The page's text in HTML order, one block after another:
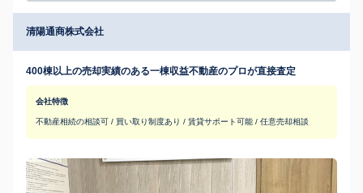
清陽通商株式会社
400棟以上の売却実績のある一棟収益不動産のプロが直接査定
会社特徴
不動産相続の相談可 / 買い取り制度あり / 賃貸サポート可能 / 任意売却相談